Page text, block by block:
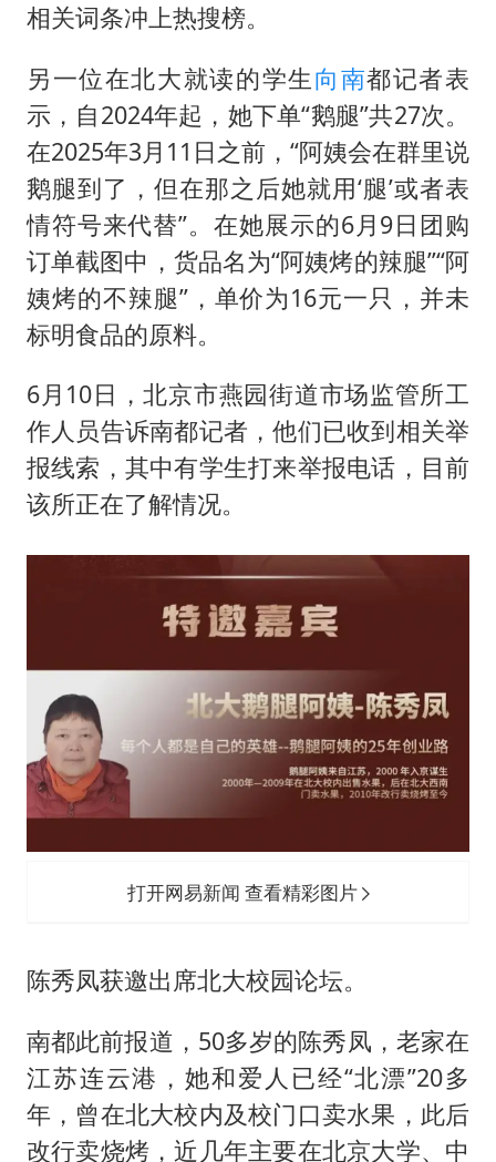
相关词条冲上热搜榜。
另一位在北大就读的学生向南都记者表
示，自2024年起，她下单“鹅腿”共27次。
在2025年3月11日之前，“阿姨会在群里说
鹅腿到了，但在那之后她就用‘腿’或者表
情符号来代替”。在她展示的6月9日团购
订单截图中，货品名为“阿姨烤的辣腿”“阿
姨烤的不辣腿”，单价为16元一只，并未
标明食品的原料。
6月10日，北京市燕园街道市场监管所工
作人员告诉南都记者，他们已收到相关举
报线索，其中有学生打来举报电话，目前
该所正在了解情况。
打开网易新闻 查看精彩图片
陈秀凤获邀出席北大校园论坛。
南都此前报道，50多岁的陈秀凤，老家在
江苏连云港，她和爱人已经“北漂”20多
年，曾在北大校内及校门口卖水果，此后
改行卖烧烤，近几年主要在北京大学、中